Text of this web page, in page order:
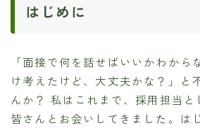
はじめに
「面接で何を話せばいいかわから
け考えたけど、大丈夫かな？」と
んか？ 私はこれまで、採用担当と
皆さんとお会いしてきました。は